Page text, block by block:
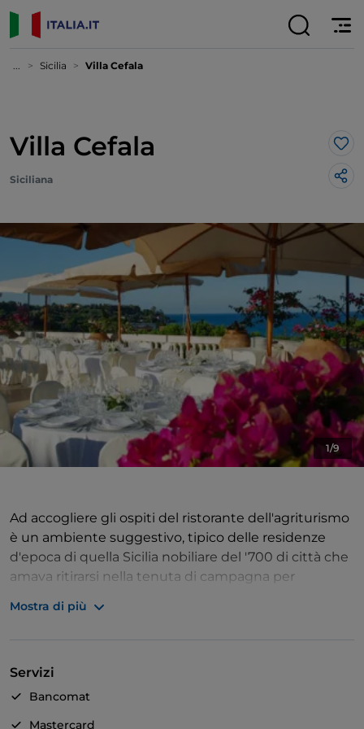
... Sicilia Villa Cefala
Villa Cefala
Siciliana
1/9
Ad accogliere gli ospiti del ristorante dell'agriturismo
è un ambiente suggestivo, tipico delle residenze
d'epoca di quella Sicilia nobiliare del '700 di città che
amava ritirarsi nella tenuta di campagna per
tra buone letture e musica, frequentazioni di
Quelle suggestioni e quelle squisitezze sono
riproposte con sapiente equilibrio, attraverso ricette
Mostra di più
Servizi
Bancomat
Mastercard